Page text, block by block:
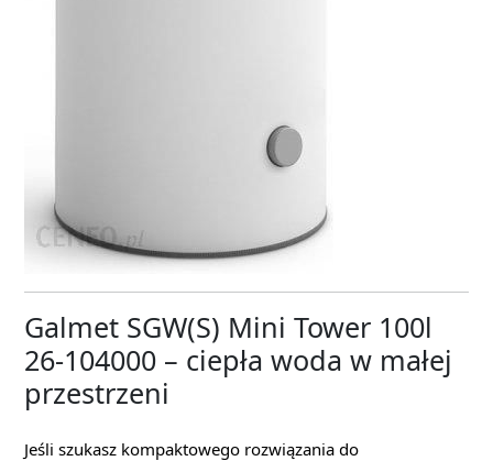
Galmet SGW(S) Mini Tower 100l
26-104000 – ciepła woda w małej
przestrzeni
Jeśli szukasz kompaktowego rozwiązania do